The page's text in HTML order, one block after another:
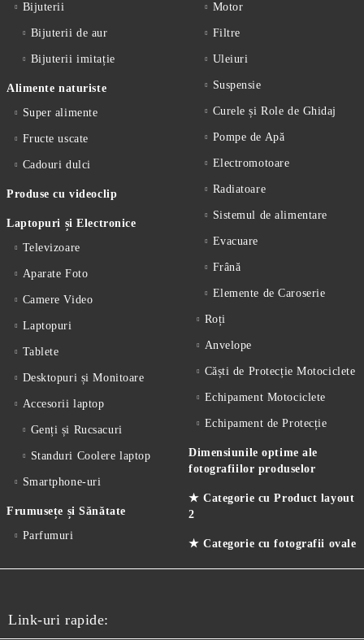
Bijuterii
Bijuterii de aur
Bijuterii imitație
Alimente naturiste
Super alimente
Fructe uscate
Cadouri dulci
Produse cu videoclip
Laptopuri și Electronice
Televizoare
Aparate Foto
Camere Video
Laptopuri
Tablete
Desktopuri și Monitoare
Accesorii laptop
Genți și Rucsacuri
Standuri Coolere laptop
Smartphone-uri
Frumusețe și Sănătate
Parfumuri
Motor
Filtre
Uleiuri
Suspensie
Curele și Role de Ghidaj
Pompe de Apă
Electromotoare
Radiatoare
Sistemul de alimentare
Evacuare
Frână
Elemente de Caroserie
Roți
Anvelope
Căști de Protecție Motociclete
Echipament Motociclete
Echipament de Protecție
Dimensiunile optime ale
fotografiilor produselor
★ Categorie cu Product layout
2
★ Categorie cu fotografii ovale
Link-uri rapide: